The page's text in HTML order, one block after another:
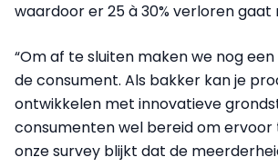
waardoor er 25 à 30% verloren gaat
“Om af te sluiten maken we nog
de consument. Als bakker kan je
ontwikkelen met innovatieve
consumenten wel bereid om ervoor
onze survey blijkt dat de